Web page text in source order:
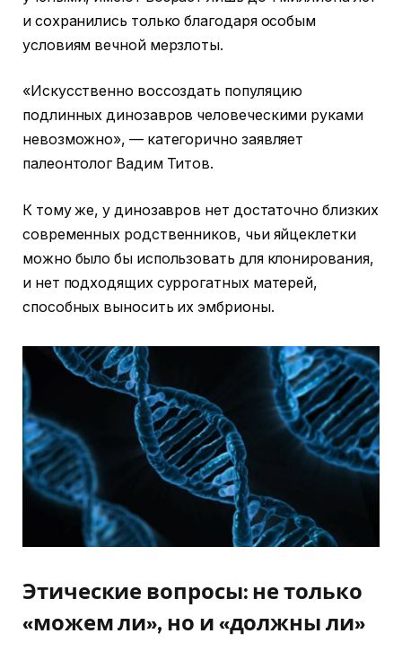
и сохранились только благодаря особым
условиям вечной мерзлоты.
«Искусственно воссоздать популяцию
подлинных динозавров человеческими руками
невозможно», — категорично заявляет
палеонтолог Вадим Титов.
К тому же, у динозавров нет достаточно близких
современных родственников, чьи яйцеклетки
можно было бы использовать для клонирования,
и нет подходящих суррогатных матерей,
способных выносить их эмбрионы.
Этические вопросы: не только
«можем ли», но и «должны ли»